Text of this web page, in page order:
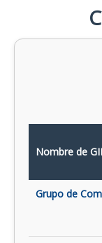
Nombre de
Grupo de